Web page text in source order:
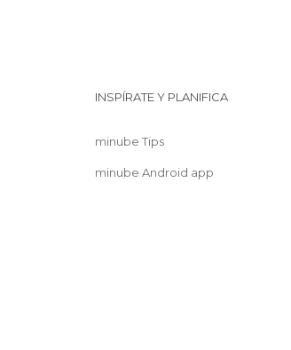
INSPÍRATE Y PLANIFICA
minube Tips
minube Android app